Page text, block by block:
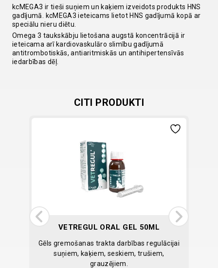
kcMEGA3 ir tieši suņiem un kaķiem izveidots produkts HNS
gadījumā. kcMEGA3 ieteicams lietot HNS gadījumā kopā ar
speciālu nieru diētu.
Omega 3 taukskābju lietošana augstā koncentrācijā ir
ieteicama arī kardiovaskulāro slimību gadījumā
antitrombotiskās, antiaritmiskās un antihipertensīvās
iedarbības dēļ.
CITI PRODUKTI
VETREGUL ORAL GEL 50ML
Gēls gremošanas trakta darbības regulācijai
suņiem, kaķiem, seskiem, trušiem,
grauzējiem.